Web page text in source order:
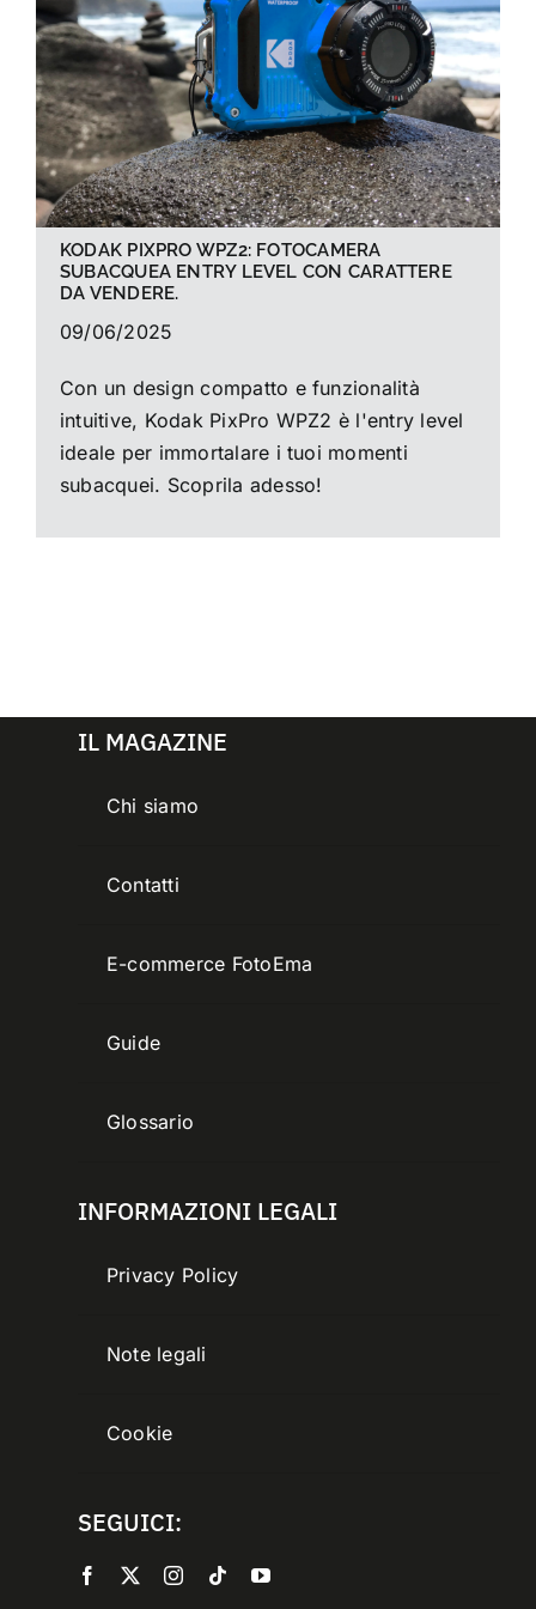
La foto del mese
Guide
Cerca
per:
KODAK PIXPRO WPZ2: FOTOCAMERA
SUBACQUEA ENTRY LEVEL CON CARATTERE
DA VENDERE.
09/06/2025
Con un design compatto e funzionalità
intuitive, Kodak PixPro WPZ2 è l'entry level
ideale per immortalare i tuoi momenti
subacquei. Scoprila adesso!
IL MAGAZINE
Chi siamo
Contatti
E-commerce FotoEma
Guide
Glossario
INFORMAZIONI LEGALI
Privacy Policy
Note legali
Cookie
SEGUICI: